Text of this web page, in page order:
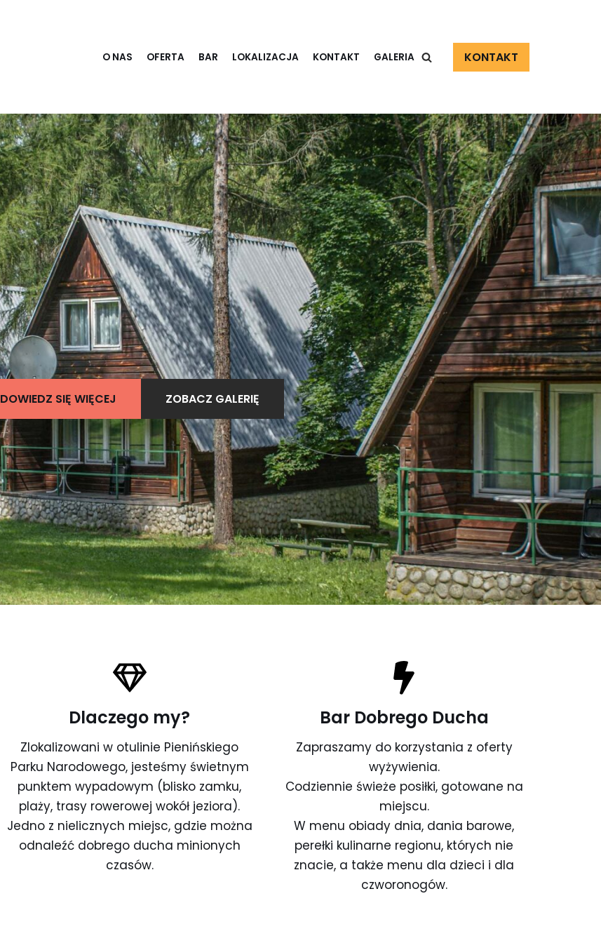
O NAS OFERTA BAR LOKALIZACJA KONTAKT GALERIA KONTAKT
DOWIEDZ SIĘ WIĘCEJ ZOBACZ GALERIĘ
Dlaczego my?
Zlokalizowani w otulinie Pienińskiego
Parku Narodowego, jesteśmy świetnym
punktem wypadowym (blisko zamku,
plaży, trasy rowerowej wokół jeziora).
Jedno z nielicznych miejsc, gdzie można
odnaleźć dobrego ducha minionych
czasów.
Bar Dobrego Ducha
Zapraszamy do korzystania z oferty
wyżywienia.
Codziennie świeże posiłki, gotowane na
miejscu.
W menu obiady dnia, dania barowe,
perełki kulinarne regionu, których nie
znacie, a także menu dla dzieci i dla
czworonogów.